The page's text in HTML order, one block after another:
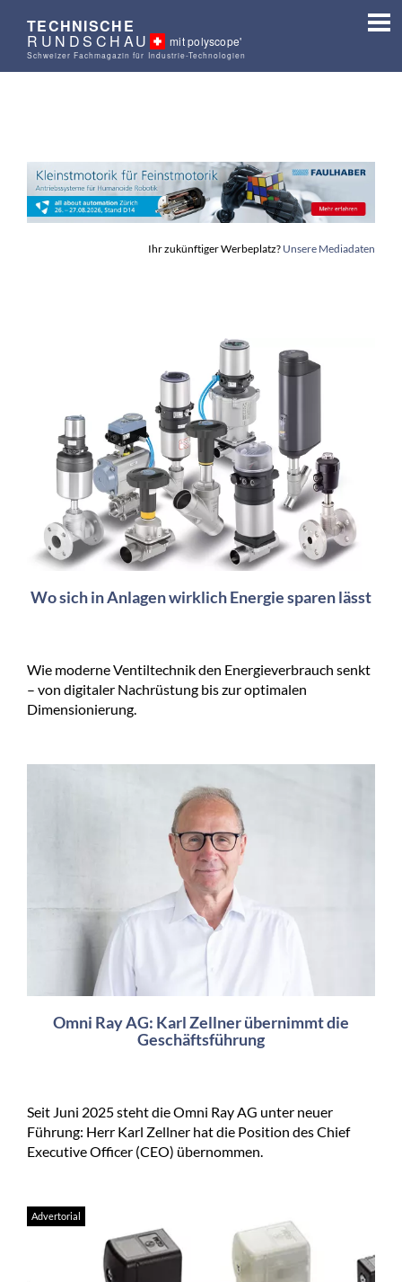
TECHNISCHE
RUNDSCHAU mit polyscope'
Schweizer Fachmagazin für Industrie-Technologien
Ihr zukünftiger Werbeplatz? Unsere Mediadaten
Wo sich in Anlagen wirklich Energie sparen lässt
Wie moderne Ventiltechnik den Energieverbrauch senkt
– von digitaler Nachrüstung bis zur optimalen
Dimensionierung.
Omni Ray AG: Karl Zellner übernimmt die
Geschäftsführung
Seit Juni 2025 steht die Omni Ray AG unter neuer
Führung: Herr Karl Zellner hat die Position des Chief
Executive Officer (CEO) übernommen.
Advertorial